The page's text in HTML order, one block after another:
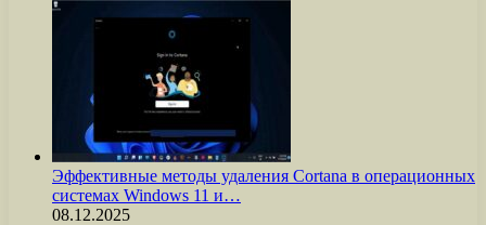
Эффективные методы удаления Cortana в операционных
системах Windows 11 и…
08.12.2025